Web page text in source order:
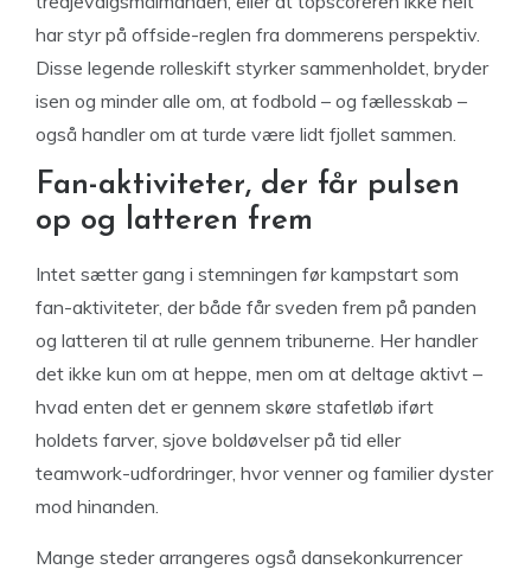
har styr på offside-reglen fra dommerens perspektiv.
Disse legende rolleskift styrker sammenholdet, bryder
isen og minder alle om, at fodbold – og fællesskab –
også handler om at turde være lidt fjollet sammen.
Fan-aktiviteter, der får pulsen
op og latteren frem
Intet sætter gang i stemningen før kampstart som
fan-aktiviteter, der både får sveden frem på panden
og latteren til at rulle gennem tribunerne. Her handler
det ikke kun om at heppe, men om at deltage aktivt –
hvad enten det er gennem skøre stafetløb iført
holdets farver, sjove boldøvelser på tid eller
teamwork-udfordringer, hvor venner og familier dyster
mod hinanden.
Mange steder arrangeres også dansekonkurrencer